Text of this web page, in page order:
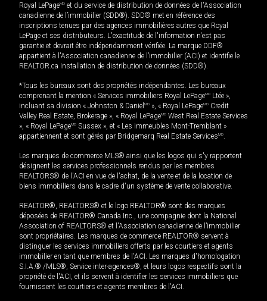
Royal LePageMD et du service de distribution de données de l'Association
canadienne de l’immobilier (SDD®). SDD® met en référence des
inscriptions tenues par des agences immobilières autres que Royal
LePage et ses distributeurs. L'exactitude de l'information n'est pas
garantie et devrait être indépendamment vérifiée. La marque DDF®
appartient à l'Association canadienne de l’immobilier (ACI) et identifie le
REALTOR.ca Installation de distribution de données (SDD®).
*Tous les bureaux sont des propriétés indépendantes. Les bureaux
comprenant la mention « Services immobiliers Royal LePageMD Ltée »,
incluant sa division « Johnston & Daniel MD », « Royal LePageMD Credit
Valley Real Estate, Brokerage », « Royal LePageMD West Real Estate Services
», « Royal LePageMD Sussex », et « Les immeubles Mont-Tremblant »
appartiennent et sont gérés par Bridgemarq Real Estate ServicesMD.
Les marques de commerce MLS® ainsi que les logos qui s'y rapportent
désignent les services professionnels rendus par les membres
REALTORS® de l'ACI en vue de l'achat, de la vente et de la location de
biens immobiliers dans le cadre d'un système de vente collaborative.
REALTOR®, REALTORS® et le logo REALTOR® sont des marques
déposées de REALTOR® Canada Inc., une compagnie dont la National
Association of REALTORS® et l'Association canadienne de l’immobilier
sont propriétaires. Les marques de commerce REALTOR® servent à
distinguer les services immobiliers offerts par les courtiers et agents
immobilier en tant que membres de l'ACI. Les marques d'homologation
S.I.A.® /MLS®, Service inter-agences®, et leurs logos respectifs sont la
propriété de l'ACI, et ils servent à identifier les services immobiliers que
fournissent les courtiers et agents membres de l'ACI.